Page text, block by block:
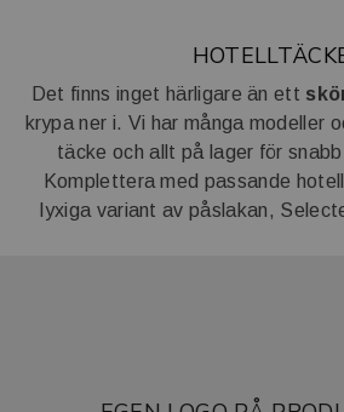
Det finns inget härligare än ett
krypa ner i. Vi har många modeller
täcke och allt på lager för
Komplettera med passande
lyxiga variant av påslakan,